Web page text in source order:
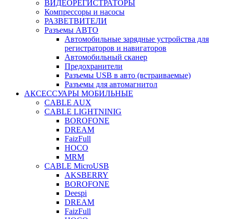
ВИДЕОРЕГИСТРАТОРЫ
Компрессоры и насосы
РАЗВЕТВИТЕЛИ
Разъемы АВТО
Автомобильные зарядные устройства для
регистраторов и навигаторов
Автомобильный сканер
Предохранители
Разъемы USB в авто (встраиваемые)
Разъемы для автомагнитол
АКСЕССУАРЫ МОБИЛЬНЫЕ
CABLE AUX
CABLE LIGHTNINIG
BOROFONE
DREAM
FaizFull
HOCO
MRM
CABLE MicroUSB
AKSBERRY
BOROFONE
Deespi
DREAM
FaizFull